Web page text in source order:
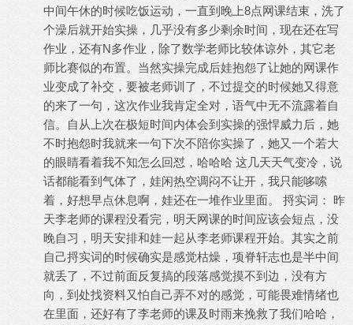
中间午休的时候吃饭运动，一直到晚上8点网课结束，洗了
个澡后就开始实操，几乎没有多少剩余时间，现在还在写
作业，还有N多作业，除了数学老师比较体谅外，其它老
师比赛似的布置。当然实操完成后娃抱怨了让她的网课作
业变成了补交，要被老师训了，不过提交的时候她又得意
的来了一句，这次作业我肯定全对，语气中无不流露着自
信。自从上次在极短时间内体会到实操的强悍威力后，她
不时抱怨时我就来一句下次不陪你实操了，她又一个若大
的眼睛看着我不知怎么回怼，哈哈哈 这几天天气变冷，说
话都能看到气体了，娃闲热空调闷不让开，我只能哆嗦
着，好想早点休息啊，娃还在一堆作业里面。 捋实词： 昨
天李老师的课程没看完，明天网课的时间应该会短点，没
晚自习，明天安排和娃一起从李老师课程开始。其实之前
自己捋实词的时候确实是感觉枯燥，项脊轩志也是半中间
就丢了，不过前面反复搞的段落感觉摸不到边，没有方
向，到处找资料又怕自己弄不对的感觉，可能畏难情绪也
在里面，还好有了李老师的课及时雨来挽救了我们哈哈，